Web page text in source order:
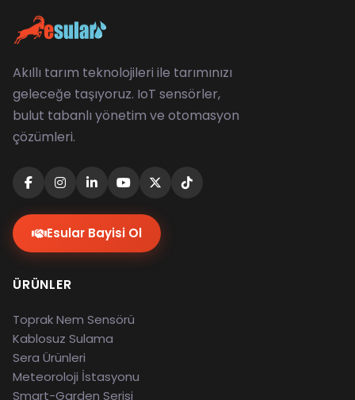
Akıllı tarım teknolojileri ile tarımınızı
geleceğe taşıyoruz. IoT sensörler,
bulut tabanlı yönetim ve otomasyon
çözümleri.
Esular Bayisi Ol
ÜRÜNLER
Toprak Nem Sensörü
Kablosuz Sulama
Sera Ürünleri
Meteoroloji İstasyonu
Smart-Garden Serisi